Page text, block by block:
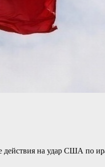
на удар США по